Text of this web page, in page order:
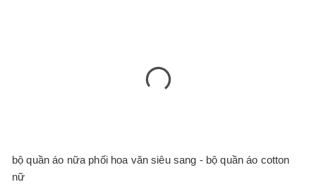
bộ quần áo nữa phối hoa văn siêu sang - bộ quần áo cotton
nữ